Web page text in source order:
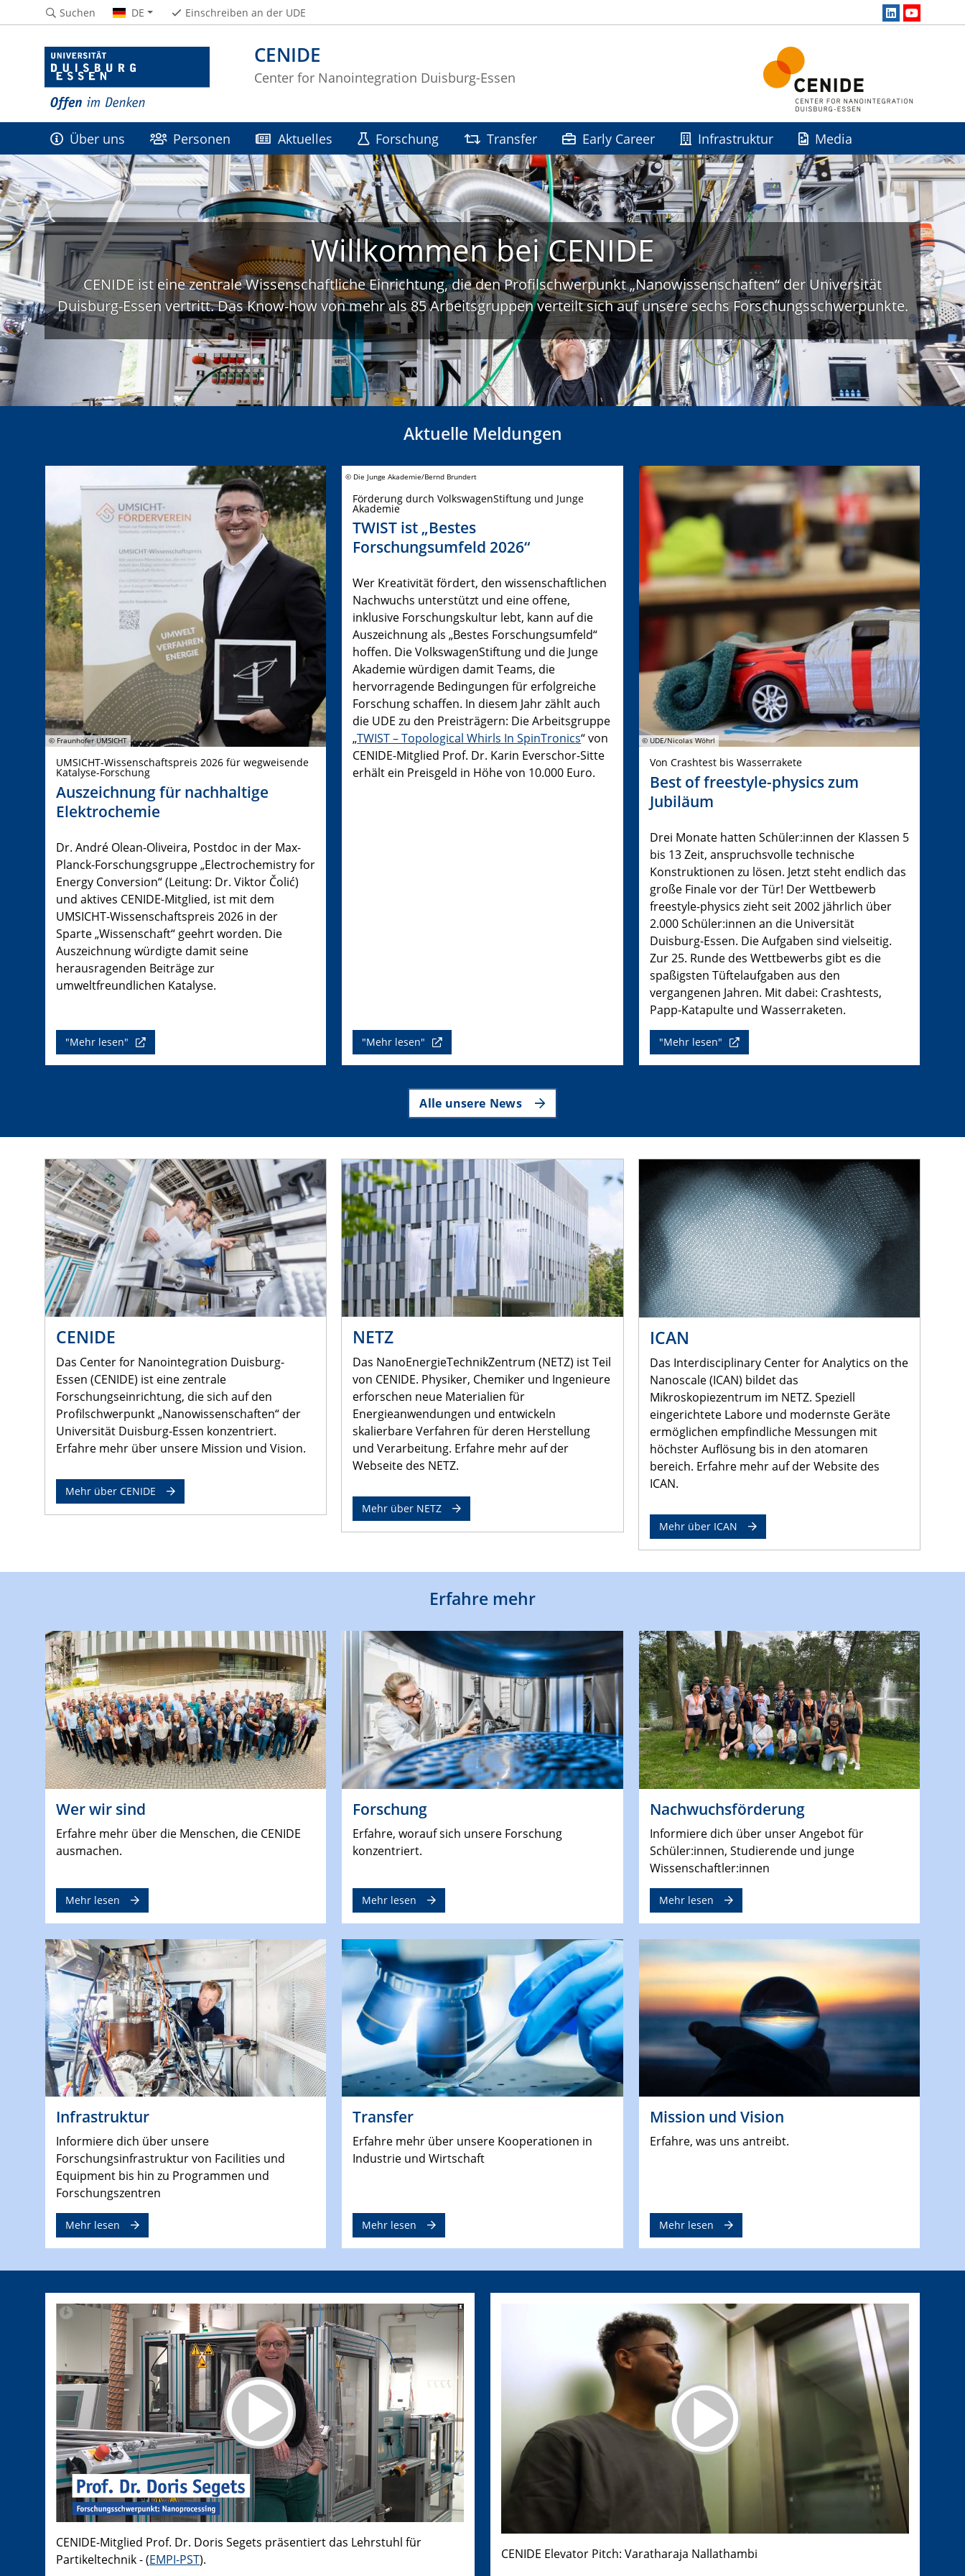
CENIDE
Center for Nanointegration Duisburg-Essen
Suchen DE Einschreiben an der UDE
Über uns Personen Aktuelles Forschung Transfer Early Career Infrastruktur Media
Willkommen bei CENIDE
CENIDE ist eine zentrale Wissenschaftliche Einrichtung, die den Profilschwerpunkt „Nanowissenschaften“ der Universität
Duisburg-Essen vertritt. Das Know-how von mehr als 85 Arbeitsgruppen verteilt sich auf unsere sechs Forschungsschwerpunkte.
Aktuelle Meldungen
© Fraunhofer UMSICHT
UMSICHT-Wissenschaftspreis 2026 für wegweisende
Katalyse-Forschung
Auszeichnung für nachhaltige
Elektrochemie
Dr. André Olean-Oliveira, Postdoc in der Max-
Planck-Forschungsgruppe „Electrochemistry for
Energy Conversion“ (Leitung: Dr. Viktor Čolić)
und aktives CENIDE-Mitglied, ist mit dem
UMSICHT-Wissenschaftspreis 2026 in der
Sparte „Wissenschaft“ geehrt worden. Die
Auszeichnung würdigte damit seine
herausragenden Beiträge zur
umweltfreundlichen Katalyse.
"Mehr lesen"
© Die Junge Akademie/Bernd Brundert
Förderung durch VolkswagenStiftung und Junge
Akademie
TWIST ist „Bestes
Forschungsumfeld 2026“
Wer Kreativität fördert, den wissenschaftlichen
Nachwuchs unterstützt und eine offene,
inklusive Forschungskultur lebt, kann auf die
Auszeichnung als „Bestes Forschungsumfeld“
hoffen. Die VolkswagenStiftung und die Junge
Akademie würdigen damit Teams, die
hervorragende Bedingungen für erfolgreiche
Forschung schaffen. In diesem Jahr zählt auch
die UDE zu den Preisträgern: Die Arbeitsgruppe
„TWIST – Topological Whirls In SpinTronics“ von
CENIDE-Mitglied Prof. Dr. Karin Everschor-Sitte
erhält ein Preisgeld in Höhe von 10.000 Euro.
"Mehr lesen"
© UDE/Nicolas Wöhrl
Von Crashtest bis Wasserrakete
Best of freestyle-physics zum
Jubiläum
Drei Monate hatten Schüler:innen der Klassen 5
bis 13 Zeit, anspruchsvolle technische
Konstruktionen zu lösen. Jetzt steht endlich das
große Finale vor der Tür! Der Wettbewerb
freestyle-physics zieht seit 2002 jährlich über
2.000 Schüler:innen an die Universität
Duisburg-Essen. Die Aufgaben sind vielseitig.
Zur 25. Runde des Wettbewerbs gibt es die
spaßigsten Tüftelaufgaben aus den
vergangenen Jahren. Mit dabei: Crashtests,
Papp-Katapulte und Wasserraketen.
"Mehr lesen"
Alle unsere News
CENIDE
Das Center for Nanointegration Duisburg-
Essen (CENIDE) ist eine zentrale
Forschungseinrichtung, die sich auf den
Profilschwerpunkt „Nanowissenschaften“ der
Universität Duisburg-Essen konzentriert.
Erfahre mehr über unsere Mission und Vision.
Mehr über CENIDE
NETZ
Das NanoEnergieTechnikZentrum (NETZ) ist Teil
von CENIDE. Physiker, Chemiker und Ingenieure
erforschen neue Materialien für
Energieanwendungen und entwickeln
skalierbare Verfahren für deren Herstellung
und Verarbeitung. Erfahre mehr auf der
Webseite des NETZ.
Mehr über NETZ
ICAN
Das Interdisciplinary Center for Analytics on the
Nanoscale (ICAN) bildet das
Mikroskopiezentrum im NETZ. Speziell
eingerichtete Labore und modernste Geräte
ermöglichen empfindliche Messungen mit
höchster Auflösung bis in den atomaren
bereich. Erfahre mehr auf der Website des
ICAN.
Mehr über ICAN
Erfahre mehr
Wer wir sind
Erfahre mehr über die Menschen, die CENIDE
ausmachen.
Mehr lesen
Forschung
Erfahre, worauf sich unsere Forschung
konzentriert.
Mehr lesen
Nachwuchsförderung
Informiere dich über unser Angebot für
Schüler:innen, Studierende und junge
Wissenschaftler:innen
Mehr lesen
Infrastruktur
Informiere dich über unsere
Forschungsinfrastruktur von Facilities und
Equipment bis hin zu Programmen und
Forschungszentren
Mehr lesen
Transfer
Erfahre mehr über unsere Kooperationen in
Industrie und Wirtschaft
Mehr lesen
Mission und Vision
Erfahre, was uns antreibt.
Mehr lesen
CENIDE-Mitglied Prof. Dr. Doris Segets präsentiert das Lehrstuhl für
Partikeltechnik - (EMPI-PST). CENIDE Elevator Pitch: Varatharaja Nallathambi